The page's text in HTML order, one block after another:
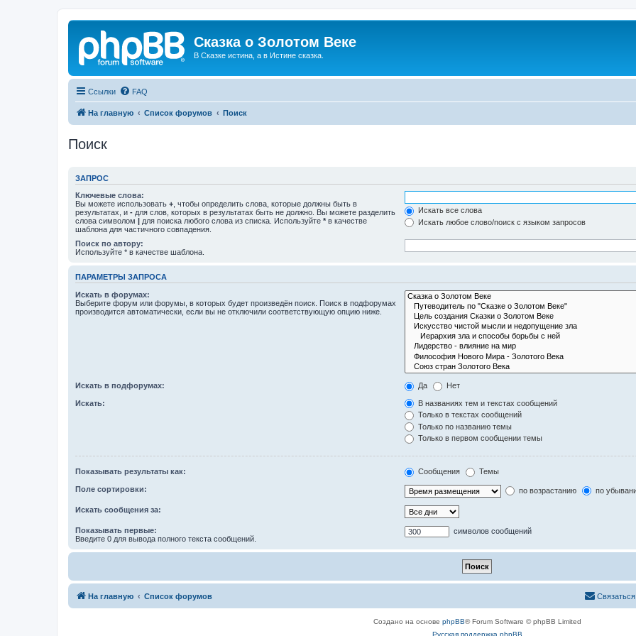
Сказка о Золотом Веке
В Сказке истина, а в Истине сказка.
Ссылки FAQ
На главную Список форумов Поиск
Поиск
ЗАПРОС
Ключевые слова:
Вы можете использовать + , чтобы определить слова, которые должны быть в
результатах, и - для слов, которых в результатах быть не должно. Вы можете разделить
слова символом | для поиска любого слова из списка. Используйте * в качестве
шаблона для частичного совпадения.
Искать все слова
Искать любое слово/поиск с языком запросов
Поиск по автору:
Используйте * в качестве шаблона.
ПАРАМЕТРЫ ЗАПРОСА
Искать в форумах:
Выберите форум или форумы, в которых будет произведён поиск. Поиск в подфорумах
производится автоматически, если вы не отключили соответствующую опцию ниже.
Искать в подфорумах: Да Нет
Искать:
В названиях тем и текстах сообщений
Только в текстах сообщений
Только по названию темы
Только в первом сообщении темы
Показывать результаты как: Сообщения Темы
Поле сортировки: по возрастанию по
Искать сообщения за:
Показывать первые:
Введите 0 для вывода полного текста сообщений.
символов сообщений
На главную Список форумов
Создано на основе phpBB® Forum Software © phpBB Limited
Русская поддержка phpBB